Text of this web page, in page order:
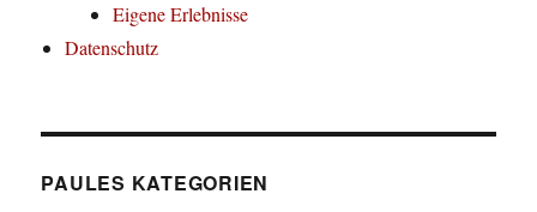
Eigene Erlebnisse
Datenschutz
PAULES KATEGORIEN